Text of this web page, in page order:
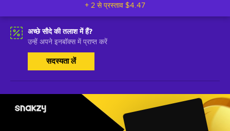
+ 2 से प्रस्ताव $4.47
अच्छे सौदे की तलाश में हैं?
उन्हें अपने इनबॉक्स में प्राप्त करें
सदस्यता लें